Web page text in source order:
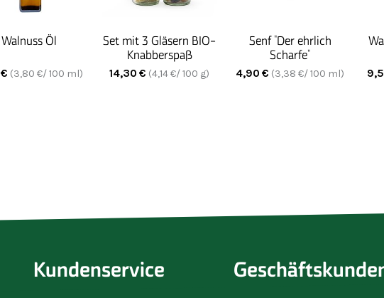
Walnuss Öl
€ (3,80 €/ 100 ml)
Set mit 3 Gläsern BIO-
Knabberspaß
14,30 € (4,14€/ 100 g)
Senf "Der ehrlich
Scharfe"
4,90 € (3,38 €/ 100 ml)
Kundenservice